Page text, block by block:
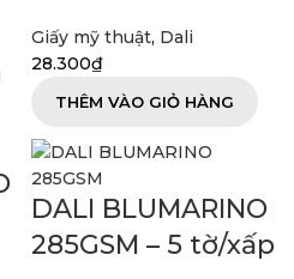
Giấy mỹ thuật, Dali
28.300₫
THÊM VÀO GIỎ HÀNG
DALI BLUMARINO
285GSM – 5 tờ/xấp